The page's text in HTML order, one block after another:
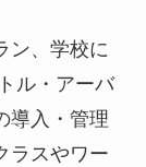
ン、学校に
ル・アーバ
導入・管理
ラスやワー